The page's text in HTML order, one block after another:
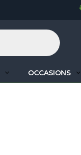
OCCASIONS